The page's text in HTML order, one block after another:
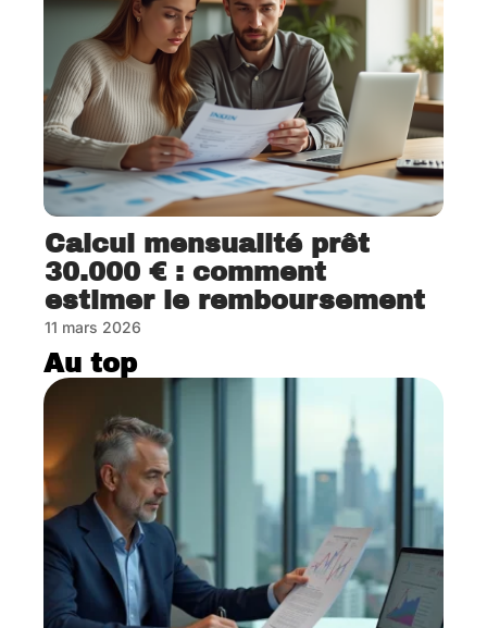
Calcul mensualité prêt
30.000 € : comment
estimer le remboursement
11 mars 2026
Au top